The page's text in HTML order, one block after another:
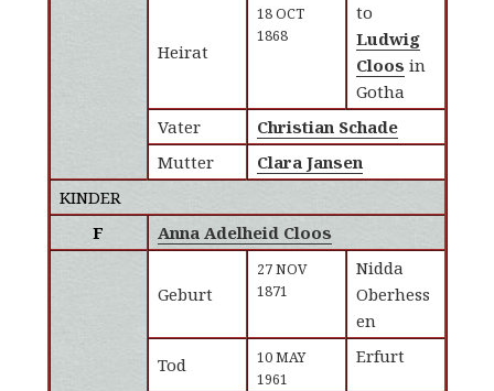
Heirat
18 OCT
1868
to
Ludwig
Cloos in
Gotha
Vater
Christian Schade
Mutter
Clara Jansen
KINDER
F
Anna Adelheid Cloos
Geburt
27 NOV
1871
Nidda
Oberhess
en
Tod
10 MAY
1961
Erfurt